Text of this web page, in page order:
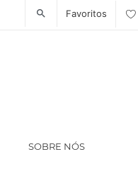
search Favoritos
SOBRE NÓS